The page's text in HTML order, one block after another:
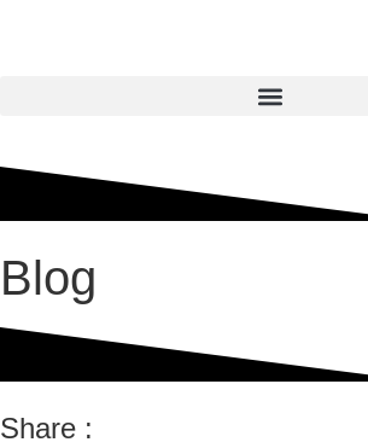
Blog
Share :